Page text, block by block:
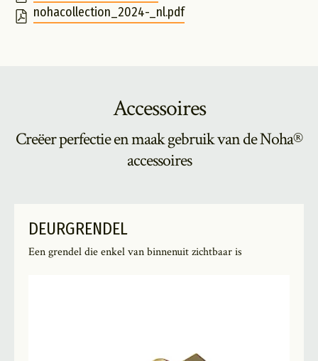
nohacollection_2024-_nl.pdf
Accessoires
Creëer perfectie en maak gebruik van de Noha®
accessoires
DEURGRENDEL
Een grendel die enkel van binnenuit zichtbaar is